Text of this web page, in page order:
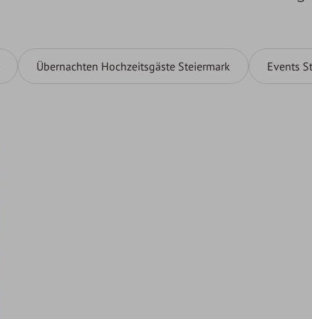
Übernachten Hochzeitsgäste Steiermark Events